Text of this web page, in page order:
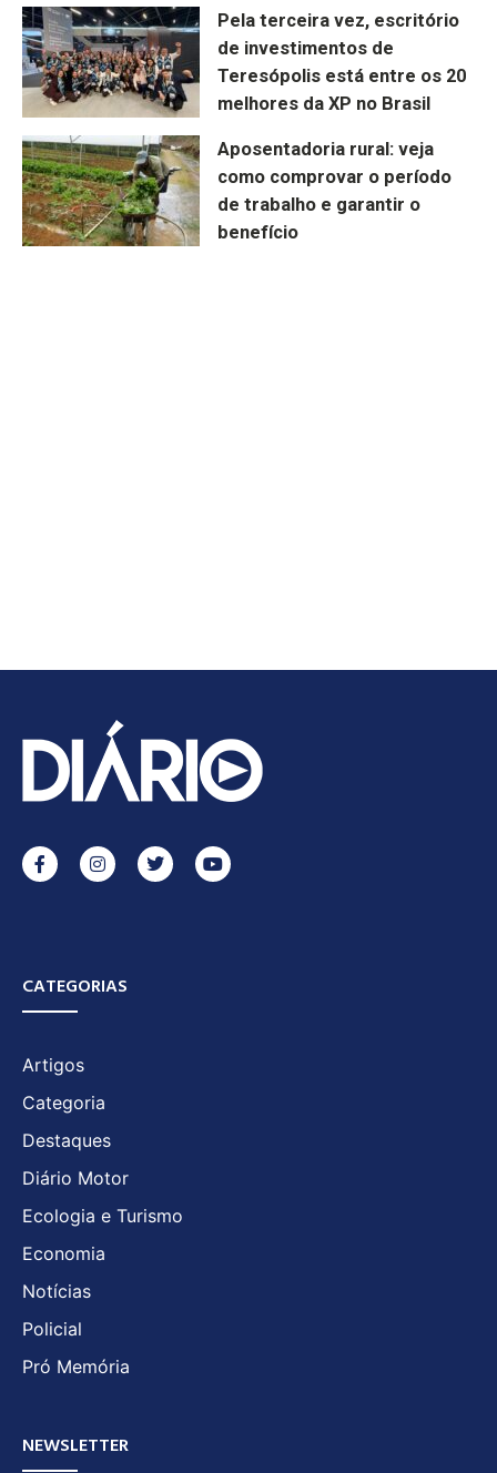
Pela terceira vez, escritório
de investimentos de
Teresópolis está entre os 20
melhores da XP no Brasil
Aposentadoria rural: veja
como comprovar o período
de trabalho e garantir o
benefício
CATEGORIAS
Artigos
Categoria
Destaques
Diário Motor
Ecologia e Turismo
Economia
Notícias
Policial
Pró Memória
NEWSLETTER